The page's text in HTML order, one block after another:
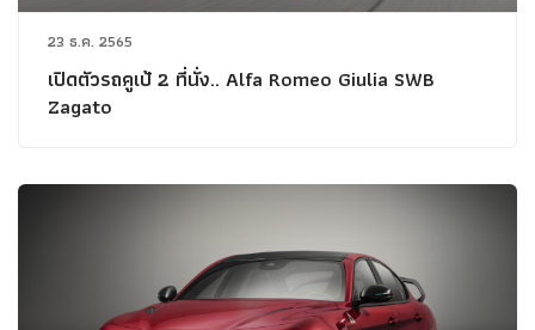
23 ธ.ค. 2565
เปิดตัวรถคูเป้ 2 ที่นั่ง.. Alfa Romeo Giulia SWB
Zagato